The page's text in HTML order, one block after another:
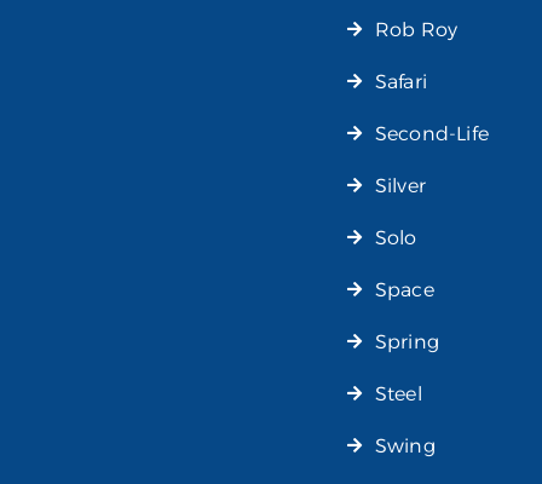
Rob Roy
Safari
Second-Life
Silver
Solo
Space
Spring
Steel
Swing